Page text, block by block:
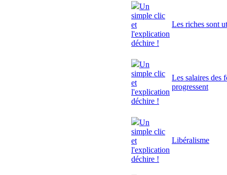
Un
simple clic
et
l'explication
déchire !
Les riches sont
Un
simple clic
et
l'explication
déchire !
Les salaires des
progressent
Un
simple clic
et
l'explication
déchire !
Libéralisme